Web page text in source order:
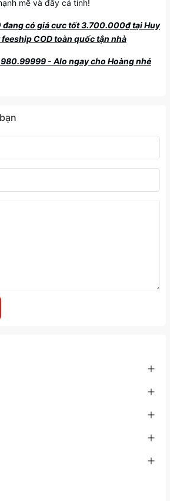
mẽ và đầy cá tính!
đang có giá cực tốt 3.700.000₫ tại Huy
COD toàn quốc tận nhà
- Alo ngay cho Hoàng nhé